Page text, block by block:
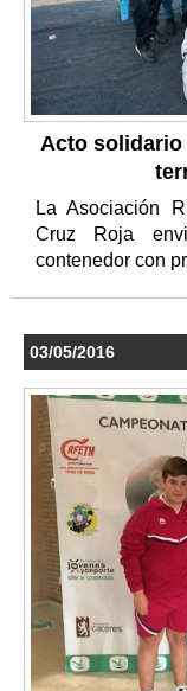
Acto solidario
La Asociación
Cruz Roja
contenedor con
03/05/2016